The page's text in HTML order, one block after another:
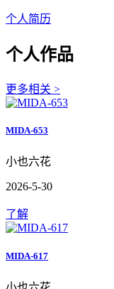
个人简历
个人作品
更多相关 >
MIDA-653
小也六花
2026-5-30
了解
MIDA-617